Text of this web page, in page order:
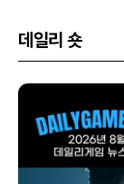
데일리 숏